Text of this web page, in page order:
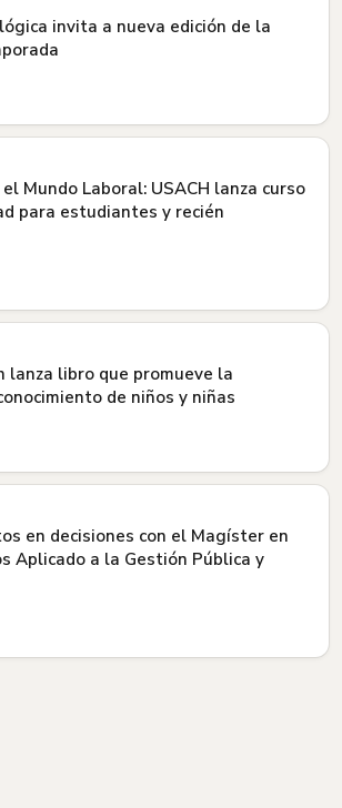
invita a nueva edición de la
Mundo Laboral: USACH lanza curso
para estudiantes y recién
lanza libro que promueve la
de niños y niñas
en decisiones con el Magíster en
Aplicado a la Gestión Pública y